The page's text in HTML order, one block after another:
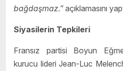
bağdaşmaz.”açıklamasını
Siyasilerin Tepkileri
Fransız partisi Boyun
kurucu lideri Jean-Luc